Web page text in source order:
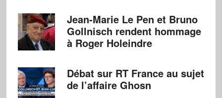
Jean-Marie Le Pen et Bruno
Gollnisch rendent hommage
à Roger Holeindre
Débat sur RT France au sujet
de l’affaire Ghosn